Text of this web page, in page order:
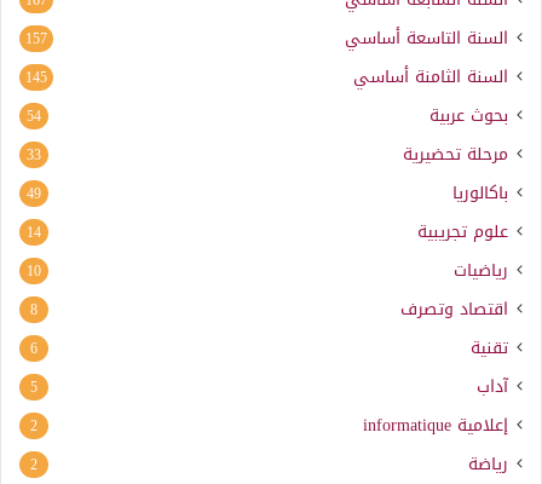
السنة التاسعة أساسي 157
السنة الثامنة أساسي 145
بحوث عربية 54
مرحلة تحضيرية 33
باكالوريا 49
علوم تجريبية 14
رياضيات 10
اقتصاد وتصرف 8
تقنية 6
آداب 5
إعلامية informatique
2
رياضة 2